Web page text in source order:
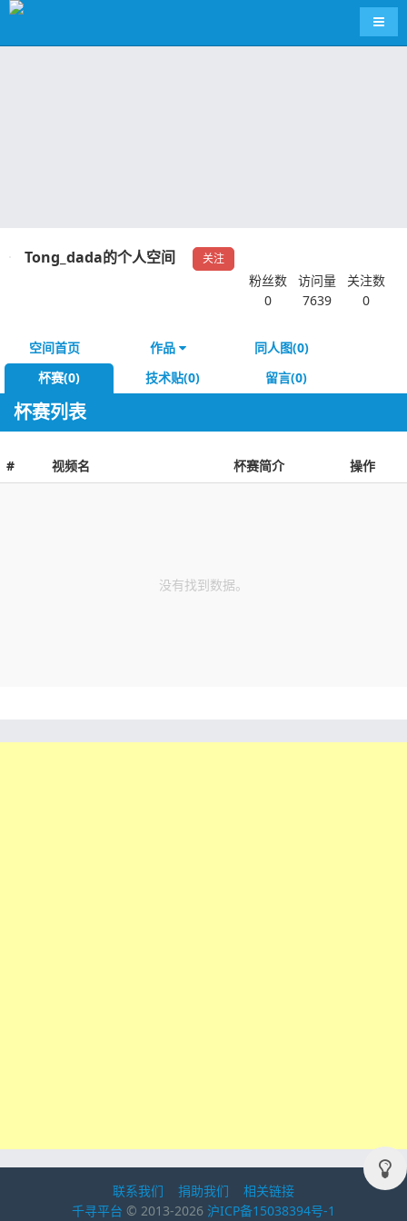
导航
Tong_dada的个人空间 关注
粉丝数
0
访问量
7639
关注数
0
空间首页 作品
同人图(0)
杯赛(0)
技术贴(0) 留言(0)
杯赛列表
# 视频名 杯赛简介 操作
没有找到数据。
联系我们 捐助我们
相关链接
千寻平台 © 2013-2026 沪ICP备15038394号-1